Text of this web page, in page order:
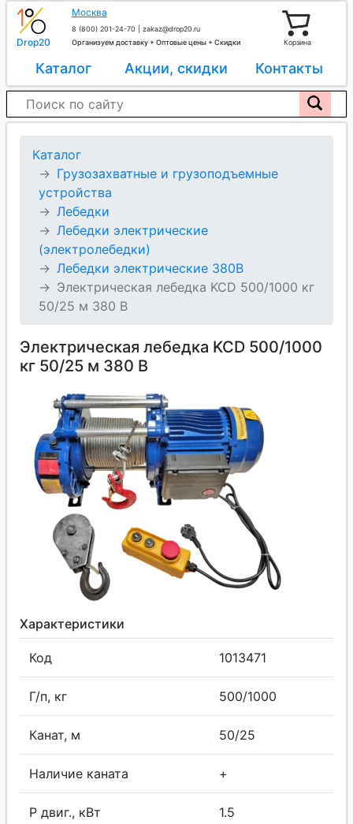
Drop20
Москва
8 (800) 201-24-70
zakaz@drop20.ru
Организуем доставку + Оптовые цены + Скидки
Корзина
Каталог Акции, скидки Контакты
Каталог
Грузозахватные и грузоподъемные
устройства
Лебедки
Лебедки электрические
(электролебедки)
Лебедки электрические 380В
Электрическая лебедка KCD 500/1000 кг
50/25 м 380 В
Электрическая лебедка KCD 500/1000
кг 50/25 м 380 В
Характеристики
Код 1013471
Г/п, кг 500/1000
Канат, м 50/25
Наличие каната +
P двиг., кВт 1.5